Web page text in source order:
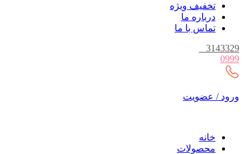
تخفیف ویژه
درباره ما
تماس با ما
3143329
0999
ورود / عضویت
خانه
محصولات